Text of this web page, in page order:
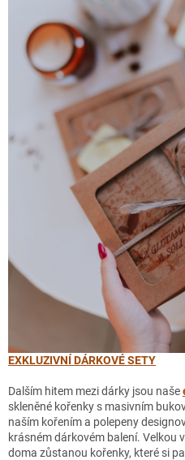
EXKLUZIVNÍ DÁRKOVÉ SETY
Dalším hitem mezi dárky jsou naše
skleněné kořenky s masivním
naším kořením a polepeny
krásném dárkovém balení. Velkou
doma zůstanou kořenky, které si